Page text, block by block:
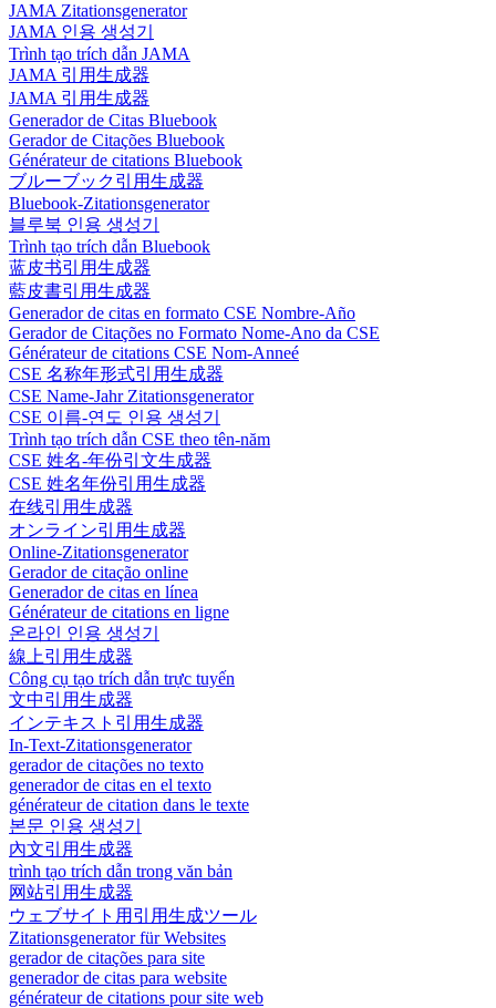
JAMA Zitationsgenerator
JAMA 인용 생성기
Trình tạo trích dẫn JAMA
JAMA 引用生成器
JAMA 引用生成器
Generador de Citas Bluebook
Gerador de Citações Bluebook
Générateur de citations Bluebook
ブルーブック引用生成器
Bluebook-Zitationsgenerator
블루북 인용 생성기
Trình tạo trích dẫn Bluebook
蓝皮书引用生成器
藍皮書引用生成器
Generador de citas en formato CSE Nombre-Año
Gerador de Citações no Formato Nome-Ano da CSE
Générateur de citations CSE Nom-Anneé
CSE 名称年形式引用生成器
CSE Name-Jahr Zitationsgenerator
CSE 이름-연도 인용 생성기
Trình tạo trích dẫn CSE theo tên-năm
CSE 姓名-年份引文生成器
CSE 姓名年份引用生成器
在线引用生成器
オンライン引用生成器
Online-Zitationsgenerator
Gerador de citação online
Generador de citas en línea
Générateur de citations en ligne
온라인 인용 생성기
線上引用生成器
Công cụ tạo trích dẫn trực tuyến
文中引用生成器
インテキスト引用生成器
In-Text-Zitationsgenerator
gerador de citações no texto
generador de citas en el texto
générateur de citation dans le texte
본문 인용 생성기
內文引用生成器
trình tạo trích dẫn trong văn bản
网站引用生成器
ウェブサイト用引用生成ツール
Zitationsgenerator für Websites
gerador de citações para site
generador de citas para website
générateur de citations pour site web